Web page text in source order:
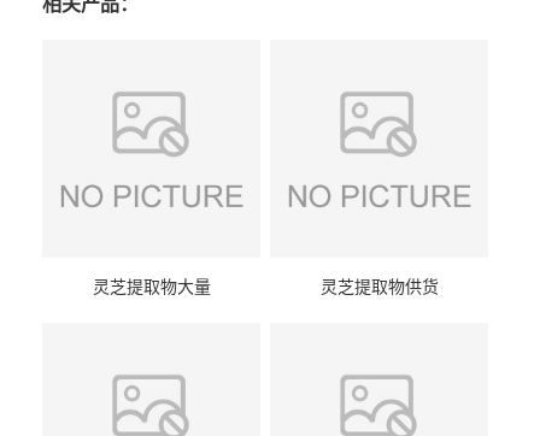
相关产品：
灵芝提取物大量 灵芝提取物供货